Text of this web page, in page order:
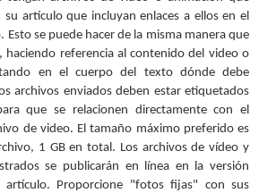
su artículo que incluyan enlaces a ellos en el
Esto se puede hacer de la misma manera que
haciendo referencia al contenido del video o
en el cuerpo del texto dónde debe
archivos enviados deben estar etiquetados
que se relacionen directamente con el
de video. El tamaño máximo preferido es
1 GB en total. Los archivos de vídeo y
se publicarán en línea en la versión
artículo. Proporcione "fotos fijas" con sus